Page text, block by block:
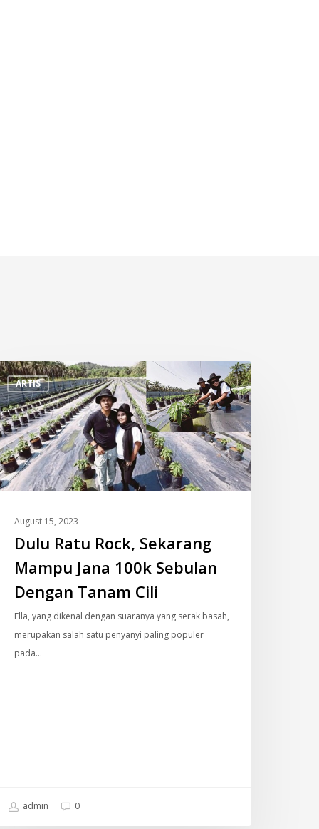
ARTIS
August 15, 2023
Dulu Ratu Rock, Sekarang
Mampu Jana 100k Sebulan
Dengan Tanam Cili
Ella, yang dikenal dengan suaranya yang serak basah,
merupakan salah satu penyanyi paling populer
pada…
admin 0